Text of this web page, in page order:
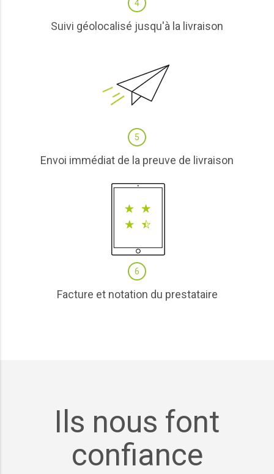
4
Suivi géolocalisé jusqu'à la livraison
5
Envoi immédiat de la preuve de livraison
6
Facture et notation du prestataire
Ils nous font
confiance